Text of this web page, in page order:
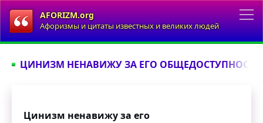
AFORIZM.org
Афоризмы и цитаты известных и великих людей
ЦИНИЗМ НЕНАВИЖУ ЗА ЕГО
Цинизм ненавижу за его